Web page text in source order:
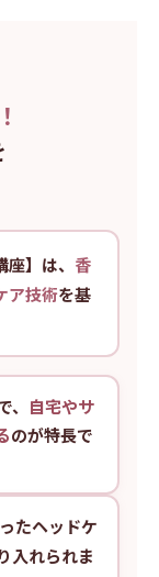
】は、 香
ア技術を基
自宅やサ
のが特長で
たヘッドケ
入れられま